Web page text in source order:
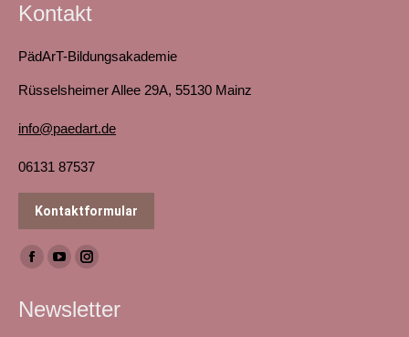
Kontakt
PädArT-Bildungsakademie
Rüsselsheimer Allee 29A, 55130 Mainz
info@paedart.de
06131 87537
Kontaktformular
Finden Sie uns auf:
Facebook
opens
YouTube
opens
Instagram
opens
Newsletter